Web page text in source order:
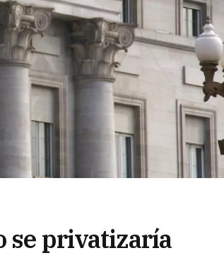
se privatizaría